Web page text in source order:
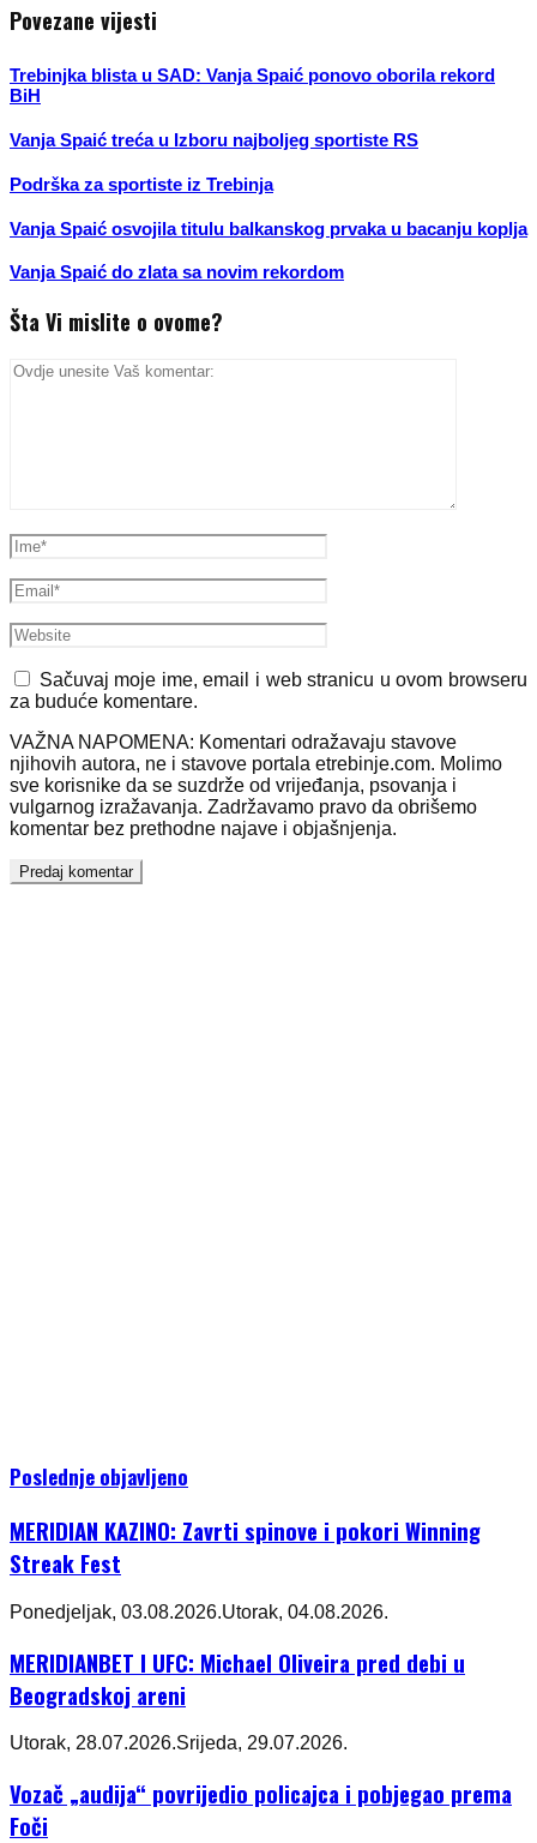
Povezane vijesti
Trebinjka blista u SAD: Vanja Spaić ponovo oborila rekord
BiH
Vanja Spaić treća u Izboru najboljeg sportiste RS
Podrška za sportiste iz Trebinja
Vanja Spaić osvojila titulu balkanskog prvaka u bacanju koplja
Vanja Spaić do zlata sa novim rekordom
Šta Vi mislite o ovome?
Sačuvaj moje ime, email i web stranicu u ovom browseru
za buduće komentare.
VAŽNA NAPOMENA: Komentari odražavaju stavove
njihovih autora, ne i stavove portala etrebinje.com. Molimo
sve korisnike da se suzdrže od vrijeđanja, psovanja i
vulgarnog izražavanja. Zadržavamo pravo da obrišemo
komentar bez prethodne najave i objašnjenja.
Poslednje objavljeno
MERIDIAN KAZINO: Zavrti spinove i pokori Winning
Streak Fest
Ponedjeljak, 03.08.2026.Utorak, 04.08.2026.
MERIDIANBET I UFC: Michael Oliveira pred debi u
Beogradskoj areni
Utorak, 28.07.2026.Srijeda, 29.07.2026.
Vozač „audija“ povrijedio policajca i pobjegao prema
Foči